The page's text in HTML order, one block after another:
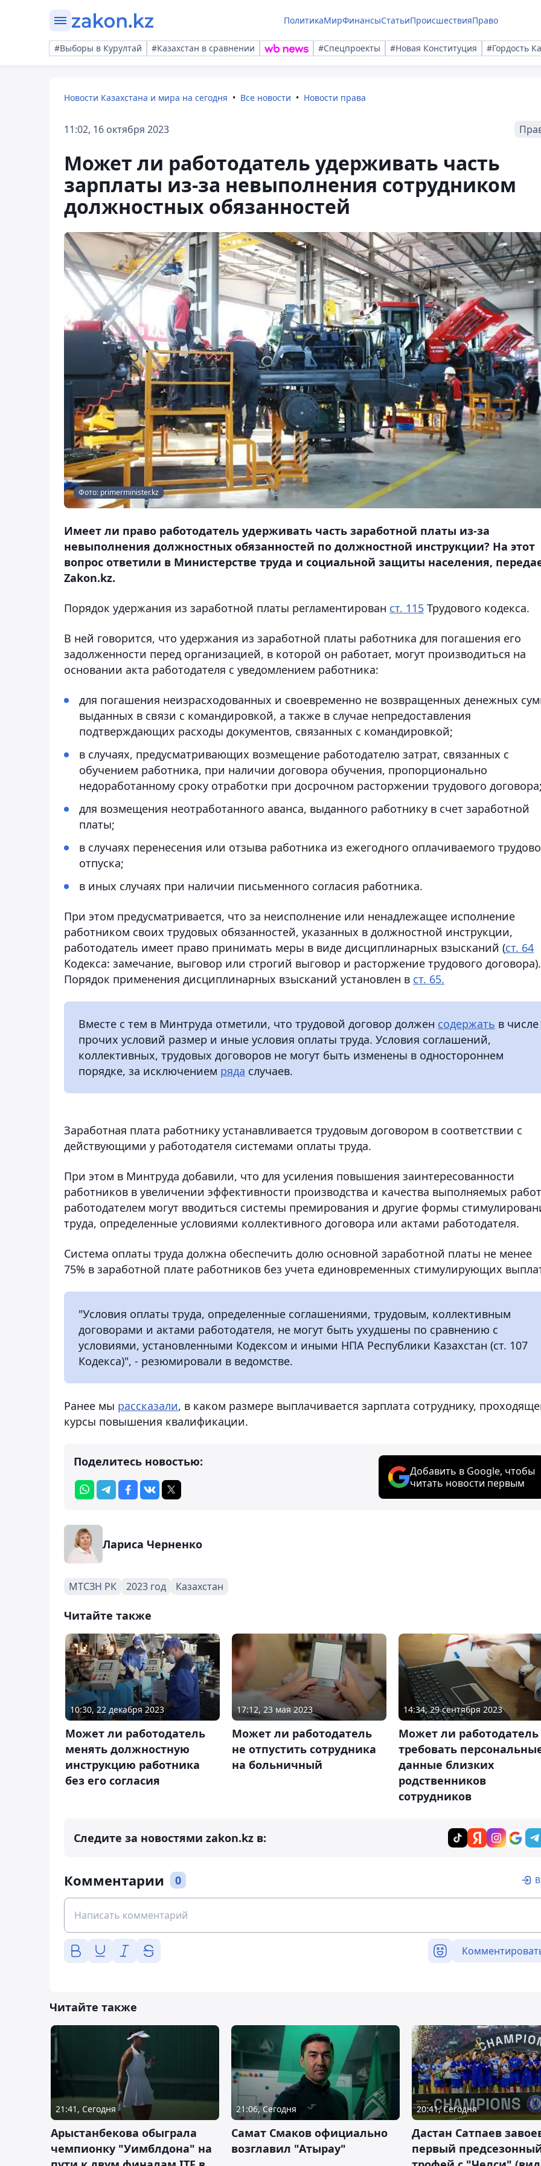
ПолитикаМирФинансыСтатьиПроисшествияПраво
#Выборы в Курултай #Казахстан в сравнении #Спецпроекты #Новая Конституция #Гордость
Новости Казахстана и мира на сегодня Все новости Новости права
11:02, 16 октября 2023
Может ли работодатель удерживать часть
зарплаты из-за невыполнения сотрудником
должностных обязанностей
Фото: primerminister.kz
Имеет ли право работодатель удерживать часть заработной платы из-за
невыполнения должностных обязанностей по должностной инструкции? На этот
вопрос ответили в Министерстве труда и социальной защиты населения,
Zakon.kz.
Порядок удержания из заработной платы регламентирован ст. 115 Трудового кодекса.
В ней говорится, что удержания из заработной платы работника для погашения его
задолженности перед организацией, в которой он работает, могут производиться на
основании акта работодателя с уведомлением работника:
для погашения неизрасходованных и своевременно не возвращенных денежных
выданных в связи с командировкой, а также в случае непредоставления
подтверждающих расходы документов, связанных с командировкой;
в случаях, предусматривающих возмещение работодателю затрат, связанных с
обучением работника, при наличии договора обучения, пропорционально
недоработанному сроку отработки при досрочном расторжении трудового
для возмещения неотработанного аванса, выданного работнику в счет заработной
платы;
в случаях перенесения или отзыва работника из ежегодного оплачиваемого
отпуска;
в иных случаях при наличии письменного согласия работника.
При этом предусматривается, что за неисполнение или ненадлежащее исполнение
работником своих трудовых обязанностей, указанных в должностной инструкции,
работодатель имеет право принимать меры в виде дисциплинарных взысканий (ст. 64
Кодекса: замечание, выговор или строгий выговор и расторжение трудового договора).
Порядок применения дисциплинарных взысканий установлен в ст. 65.
Вместе с тем в Минтруда отметили, что трудовой договор должен содержать в числе
прочих условий размер и иные условия оплаты труда. Условия соглашений,
коллективных, трудовых договоров не могут быть изменены в одностороннем
порядке, за исключением ряда случаев.
Заработная плата работнику устанавливается трудовым договором в соответствии с
действующими у работодателя системами оплаты труда.
При этом в Минтруда добавили, что для усиления повышения заинтересованности
работников в увеличении эффективности производства и качества выполняемых работ
работодателем могут вводиться системы премирования и другие формы
труда, определенные условиями коллективного договора или актами работодателя.
Система оплаты труда должна обеспечить долю основной заработной платы не менее
75% в заработной плате работников без учета единовременных стимулирующих
"Условия оплаты труда, определенные соглашениями, трудовым, коллективным
договорами и актами работодателя, не могут быть ухудшены по сравнению с
условиями, установленными Кодексом и иными НПА Республики Казахстан (ст. 107
Кодекса)", - резюмировали в ведомстве.
Ранее мы рассказали, в каком размере выплачивается зарплата сотруднику,
курсы повышения квалификации.
Поделитесь новостью:
Добавить в Google, чтобы
читать новости первым
Лариса Черненко
МТСЗН РК 2023 год Казахстан
Читайте также
10:30, 22 декабря 2023
Может ли работодатель
менять должностную
инструкцию работника
без его согласия
17:12, 23 мая 2023
Может ли работодатель
не отпустить сотрудника
на больничный
14:34, 29 сентября 2023
Может ли работодатель
требовать
данные близких
родственников
сотрудников
Следите за новостями zakon.kz в:
Комментарии 0
Читайте также
21:41, Сегодня
Арыстанбекова обыграла
чемпионку "Уимблдона" на
21:06, Сегодня
Самат Смаков официально
возглавил "Атырау"
20:41, Сегодня
Дастан Сатпаев
первый